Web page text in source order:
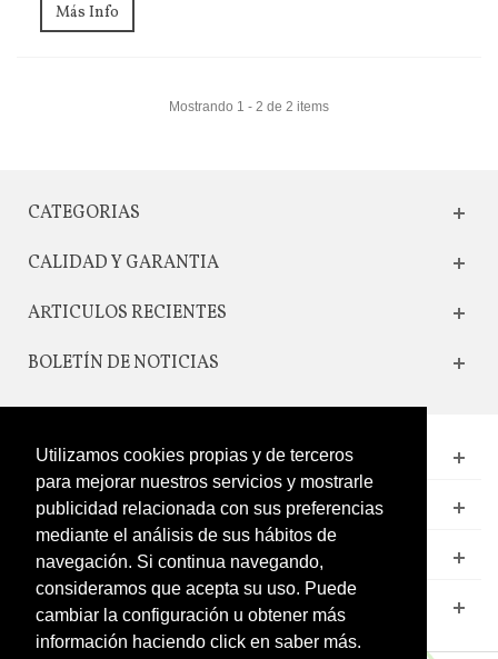
Utilizamos cookies propias y de terceros
para mejorar nuestros servicios y mostrarle
publicidad relacionada con sus preferencias
mediante el análisis de sus hábitos de
navegación. Si continua navegando,
consideramos que acepta su uso. Puede
cambiar la configuración u obtener más
información haciendo click en saber más.
Más Info
Mostrando 1 - 2 de 2 items
CATEGORIAS
CALIDAD Y GARANTIA
ARTICULOS RECIENTES
BOLETÍN DE NOTICIAS
CONTACTO
LEGAL
CATÁLOGO
MI CUENTA